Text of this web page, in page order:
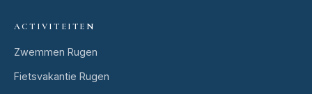
ACTIVITEITEN
Zwemmen Rugen
Fietsvakantie Rugen